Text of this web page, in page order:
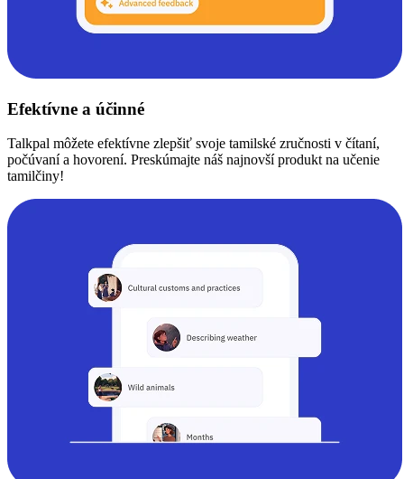
Efektívne a účinné
Talkpal môžete efektívne zlepšiť svoje tamilské zručnosti v čítaní,
počúvaní a hovorení. Preskúmajte náš najnovší produkt na učenie
tamilčiny!